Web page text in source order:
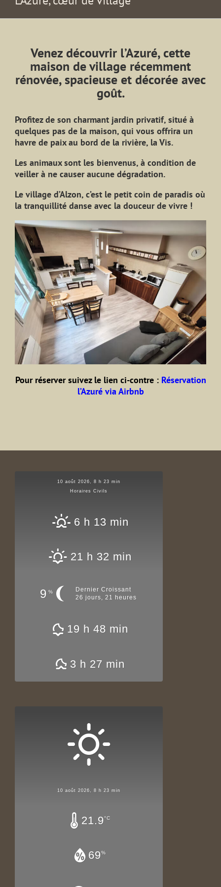
Venez découvrir l’Azuré, cette
maison de village récemment
rénovée, spacieuse et décorée avec
goût.
Profitez de son charmant jardin privatif, situé à
quelques pas de la maison, qui vous offrira un
havre de paix au bord de la rivière, la Vis.
Les animaux sont les bienvenus, à condition de
veiller à ne causer aucune dégradation.
Le village d’Alzon, c’est le petit coin de paradis où
la tranquillité danse avec la douceur de vivre !
Pour réserver suivez le lien ci-contre : Réservation
l’Azuré via Airbnb
10 août 2026, 8 h 23 min
Horaires Civils
6 h 13 min
21 h 32 min
9 %
Dernier Croissant
26 jours, 21 heures
19 h 48 min
3 h 27 min
10 août 2026, 8 h 23 min
21.9°C
69%